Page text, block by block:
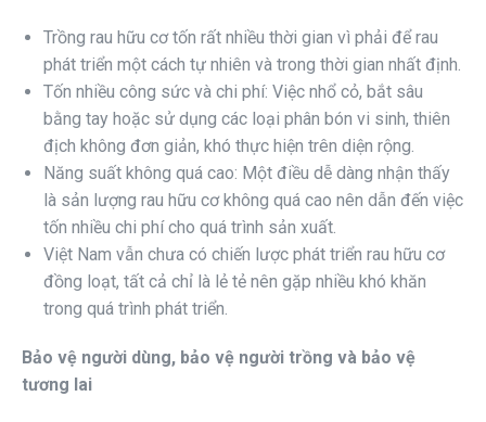
Trồng rau hữu cơ tốn rất nhiều thời gian vì phải để rau
phát triển một cách tự nhiên và trong thời gian nhất định.
Tốn nhiều công sức và chi phí: Việc nhổ cỏ, bắt sâu
bằng tay hoặc sử dụng các loại phân bón vi sinh, thiên
địch không đơn giản, khó thực hiện trên diện rộng.
Năng suất không quá cao: Một điều dễ dàng nhận thấy
là sản lượng rau hữu cơ không quá cao nên dẫn đến việc
tốn nhiều chi phí cho quá trình sản xuất.
Việt Nam vẫn chưa có chiến lược phát triển rau hữu cơ
đồng loạt, tất cả chỉ là lẻ tẻ nên gặp nhiều khó khăn
trong quá trình phát triển.
Bảo vệ người dùng, bảo vệ người trồng và bảo vệ
tương lai